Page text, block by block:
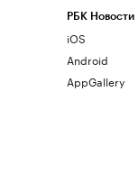
РБК Новости
iOS
Android
AppGallery